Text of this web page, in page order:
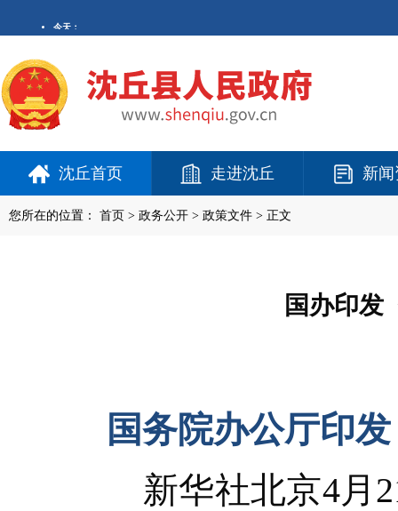
沈丘首页 走进沈丘 新
您所在的位置： 首页 > 政务公开 > 政策文件 > 正文
国办印发
国务院办公厅印
新华社北京4月21